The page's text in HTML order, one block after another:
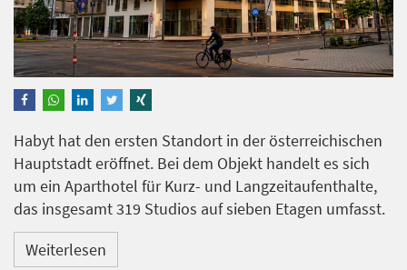
Habyt hat den ersten Standort in der österreichischen
Hauptstadt eröffnet. Bei dem Objekt handelt es sich
um ein Aparthotel für Kurz- und Langzeitaufenthalte,
das insgesamt 319 Studios auf sieben Etagen umfasst.
Weiterlesen